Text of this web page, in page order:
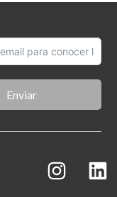
Enviar